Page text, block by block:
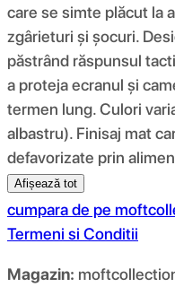
care se simte plăcut la
zgârieturi și șocuri.
păstrând răspunsul
a proteja ecranul și
termen lung. Culori
albastru). Finisaj mat
defavorizate prin
Afișează tot
cumpara de pe
Termeni si Conditii
Magazin: